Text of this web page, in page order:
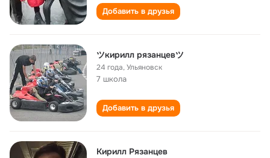
Добавить в друзья
ツкирилл рязанцевツ
24 года,Ульяновск
7 школа
Добавить в друзья
Кирилл Рязанцев